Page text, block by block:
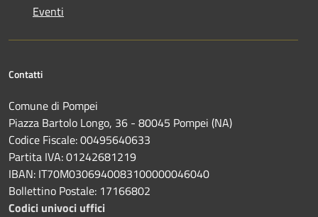
Eventi
Contatti
Comune di Pompei
Piazza Bartolo Longo, 36 - 80045 Pompei (NA)
Codice Fiscale: 00495640633
Partita IVA: 01242681219
IBAN: IT70M0306940083100000046040
Bollettino Postale: 17166802
Codici univoci uffici